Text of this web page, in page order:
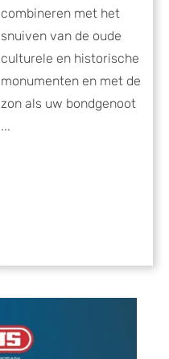
combineren met het
snuiven van de oude
culturele en historische
monumenten en met de
zon als uw bondgenoot
...